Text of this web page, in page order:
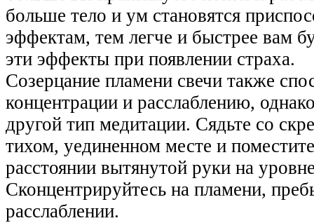
больше тело и ум становятся
эффектам, тем легче и быстрее вам
эти эффекты при появлении страха.
Созерцание пламени свечи также
концентрации и расслаблению,
другой тип медитации. Сядьте со
тихом, уединенном месте и
расстоянии вытянутой руки на
Сконцентрируйтесь на пламени,
расслаблении.